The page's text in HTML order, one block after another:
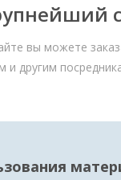
вы можете
и другим